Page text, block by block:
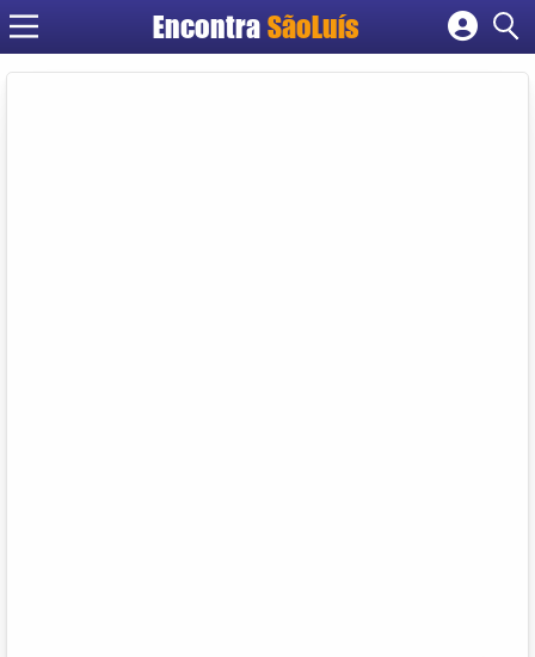
Encontra SãoLuís
Cadastrar empresa